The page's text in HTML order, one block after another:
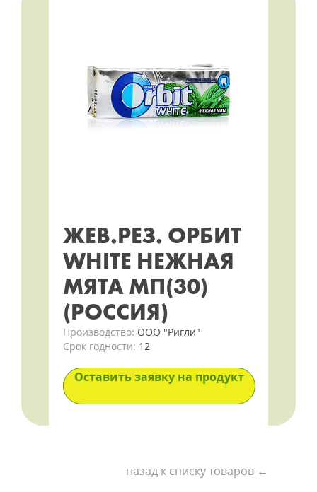
ЖЕВ.РЕЗ. ОРБИТ
WHITE НЕЖНАЯ
МЯТА МП(30)
(РОССИЯ)
Производство: ООО "Ригли"
Срок годности: 12
Оставить заявку на продукт
назад к списку товаров ←